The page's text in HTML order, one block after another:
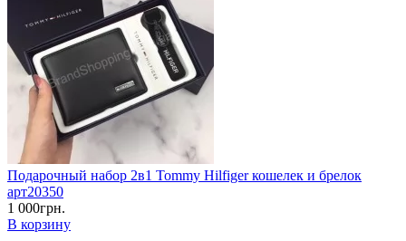
Подарочный набор 2в1 Tommy Hilfiger кошелек и брелок
арт20350
1 000грн.
В корзину